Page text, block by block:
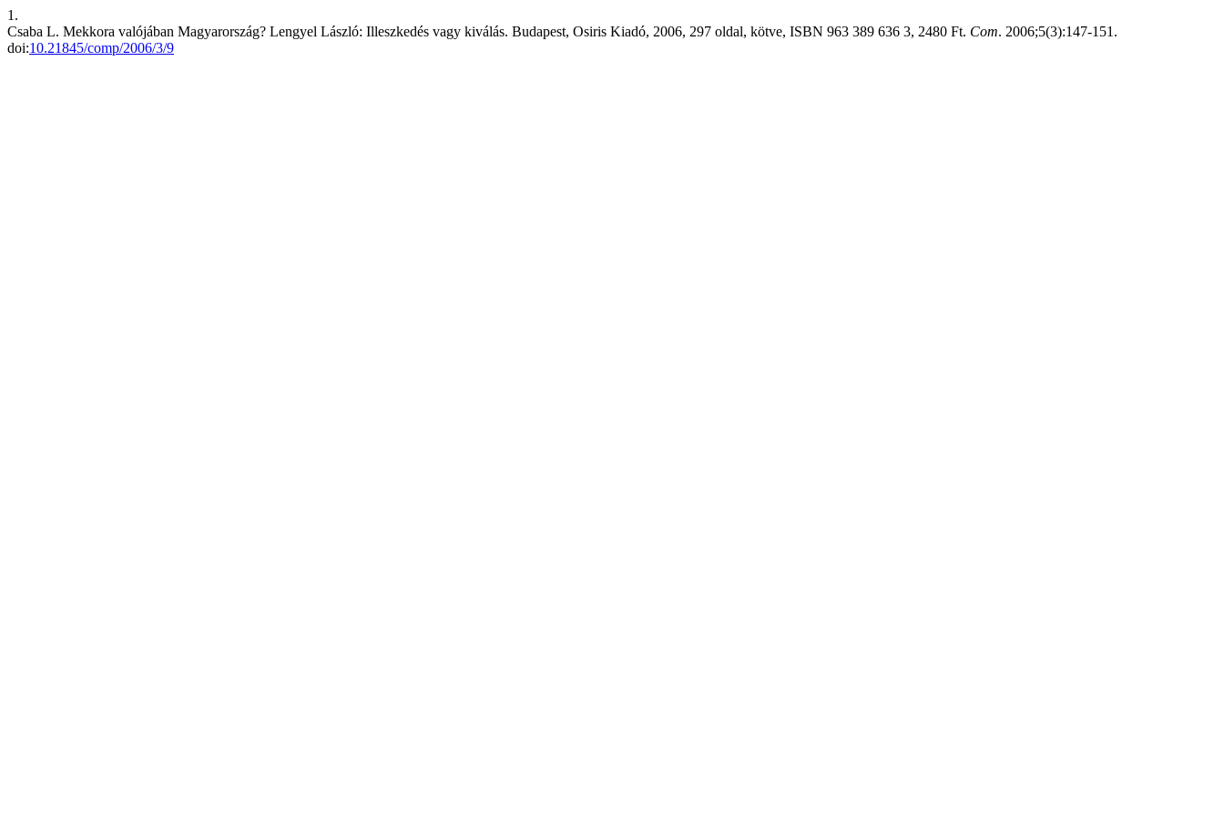
1.
Csaba L. Mekkora valójában Magyarország? Lengyel László: Illeszkedés vagy kiválás. Budapest, Osiris Kiadó, 2006, 297 oldal, kötve, ISBN 963 389 636 3, 2480 Ft. Com. 2006;5(3):147-151.
doi:10.21845/comp/2006/3/9